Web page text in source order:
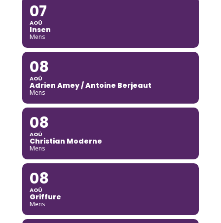
07
AOÛ
Insen
Mens
08
AOÛ
Adrien Amey / Antoine Berjeaut
Mens
08
AOÛ
Christian Moderne
Mens
08
AOÛ
Griffure
Mens